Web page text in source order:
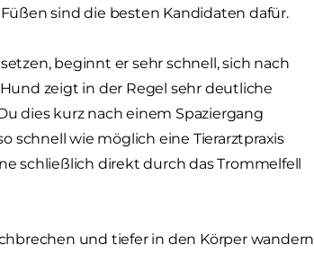
sind die besten Kandidaten dafür.
beginnt er sehr schnell, sich nach
zeigt in der Regel sehr deutliche
dies kurz nach einem Spaziergang
schnell wie möglich eine Tierarztpraxis
schließlich direkt durch das Trommelfell
und tiefer in den Körper wandern